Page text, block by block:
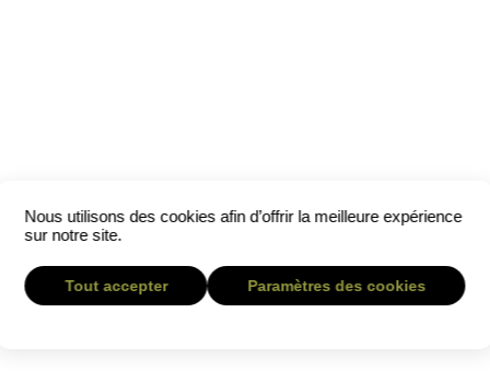
Nous utilisons des cookies afin d’offrir la meilleure expérience
sur notre site.
Tout accepter Paramètres des cookies